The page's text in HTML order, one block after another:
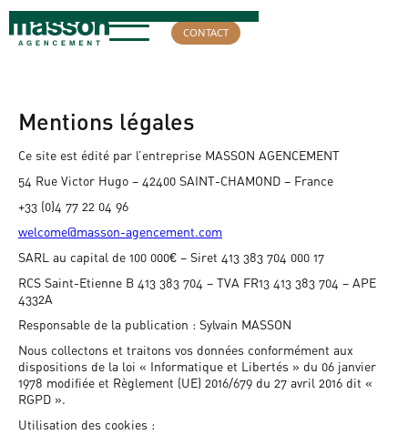
CONTACT
Mentions légales
Ce site est édité par l’entreprise MASSON AGENCEMENT
54 Rue Victor Hugo – 42400 SAINT-CHAMOND – France
+33 (0)4 77 22 04 96
welcome@masson-agencement.com
SARL au capital de 100 000€ – Siret 413 383 704 000 17
RCS Saint-Etienne B 413 383 704 – TVA FR13 413 383 704 – APE
4332A
Responsable de la publication : Sylvain MASSON
Nous collectons et traitons vos données conformément aux
dispositions de la loi « Informatique et Libertés » du 06 janvier
1978 modifiée et Règlement (UE) 2016/679 du 27 avril 2016 dit «
RGPD ».
Utilisation des cookies :